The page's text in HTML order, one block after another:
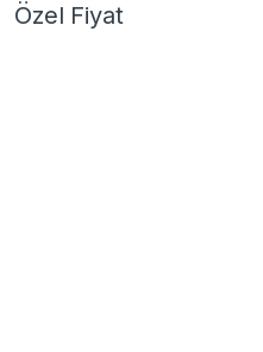
Özel Fiyat